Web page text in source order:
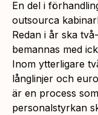
En del i
outsourca
Redan i år ska
bemannas med
Inom ytterligare
långlinjer och
är en process
personalstyrkan